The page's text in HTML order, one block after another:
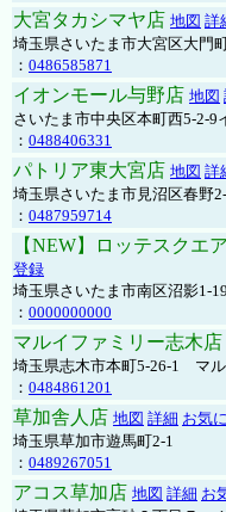
大宮タカシマヤ店 地図 詳
埼玉県さいたま市大宮区大門
： 0486585871
イオンモール与野店 地図
さいたま市中央区本町西5-2-9
： 0488406331
パトリア東大宮店 地図 詳
埼玉県さいたま市見沼区春野
： 0487959714
【NEW】ロッテスクエ
登録
埼玉県さいたま市南区沼影1-
： 0000000000
マルイファミリー志木店
埼玉県志木市本町5-26-1 マ
： 0484861201
草加舎人店 地図 詳細 お気
埼玉県草加市遊馬町2-1
： 0489267051
アコス草加店 地図 詳細 お